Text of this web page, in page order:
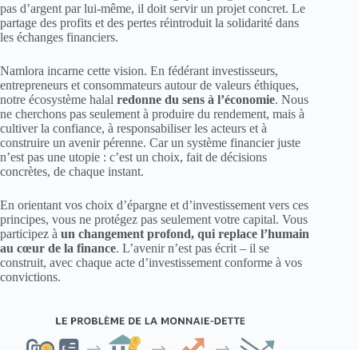
pas d’argent par lui-même, il doit servir un projet concret. Le
partage des profits et des pertes réintroduit la solidarité dans
les échanges financiers.
Namlora incarne cette vision. En fédérant investisseurs,
entrepreneurs et consommateurs autour de valeurs éthiques,
notre écosystème halal redonne du sens à l’économie. Nous
ne cherchons pas seulement à produire du rendement, mais à
cultiver la confiance, à responsabiliser les acteurs et à
construire un avenir pérenne. Car un système financier juste
n’est pas une utopie : c’est un choix, fait de décisions
concrètes, de chaque instant.
En orientant vos choix d’épargne et d’investissement vers ces
principes, vous ne protégez pas seulement votre capital. Vous
participez à un changement profond, qui replace l’humain
au cœur de la finance. L’avenir n’est pas écrit – il se
construit, avec chaque acte d’investissement conforme à vos
convictions.